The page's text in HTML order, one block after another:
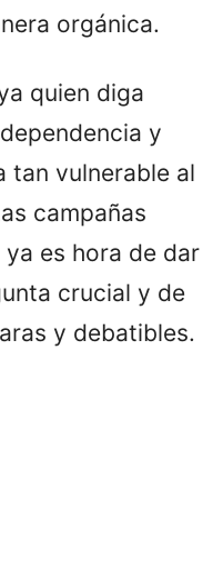
orgánica.
quien diga
y
tan vulnerable al
campañas
es hora de dar
crucial y de
y debatibles.